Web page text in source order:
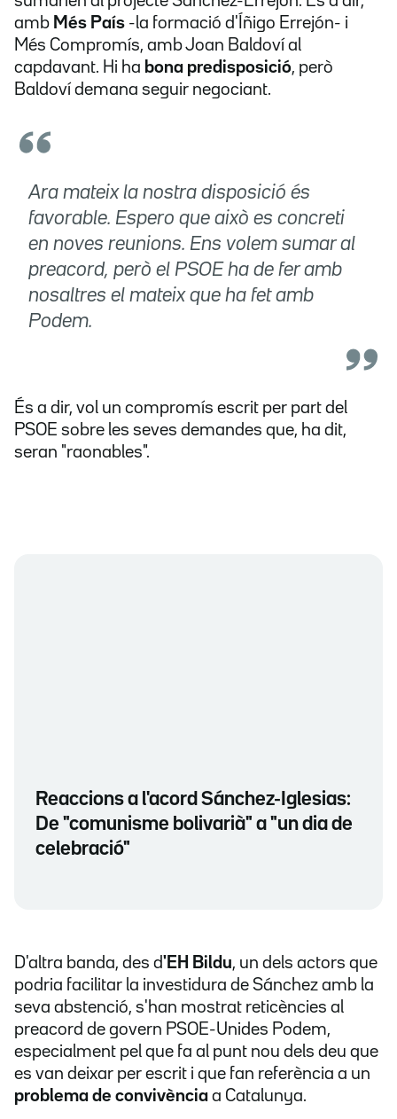
amb Més País -la formació d'Íñigo Errejón- i
Més Compromís, amb Joan Baldoví al
capdavant. Hi ha bona predisposició, però
Baldoví demana seguir negociant.
Ara mateix la nostra disposició és
favorable. Espero que això es concreti
en noves reunions. Ens volem sumar al
preacord, però el PSOE ha de fer amb
nosaltres el mateix que ha fet amb
Podem.
És a dir, vol un compromís escrit per part del
PSOE sobre les seves demandes que, ha dit,
seran "raonables".
Reaccions a l'acord Sánchez-Iglesias:
De "comunisme bolivarià" a "un dia de
celebració"
D'altra banda, des d'EH Bildu, un dels actors que
podria facilitar la investidura de Sánchez amb la
seva abstenció, s'han mostrat reticències al
preacord de govern PSOE-Unides Podem,
especialment pel que fa al punt nou dels deu que
es van deixar per escrit i que fan referència a un
problema de convivència a Catalunya.